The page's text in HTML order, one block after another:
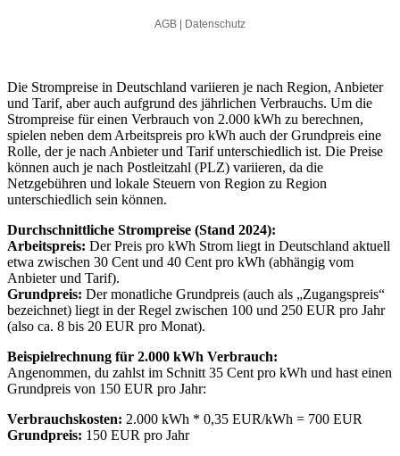
Die Strompreise in Deutschland variieren je nach Region, Anbieter
und Tarif, aber auch aufgrund des jährlichen Verbrauchs. Um die
Strompreise für einen Verbrauch von 2.000 kWh zu berechnen,
spielen neben dem Arbeitspreis pro kWh auch der Grundpreis eine
Rolle, der je nach Anbieter und Tarif unterschiedlich ist. Die Preise
können auch je nach Postleitzahl (PLZ) variieren, da die
Netzgebühren und lokale Steuern von Region zu Region
unterschiedlich sein können.
Durchschnittliche Strompreise (Stand 2024):
Arbeitspreis: Der Preis pro kWh Strom liegt in Deutschland aktuell
etwa zwischen 30 Cent und 40 Cent pro kWh (abhängig vom
Anbieter und Tarif).
Grundpreis: Der monatliche Grundpreis (auch als „Zugangspreis“
bezeichnet) liegt in der Regel zwischen 100 und 250 EUR pro Jahr
(also ca. 8 bis 20 EUR pro Monat).
Beispielrechnung für 2.000 kWh Verbrauch:
Angenommen, du zahlst im Schnitt 35 Cent pro kWh und hast einen
Grundpreis von 150 EUR pro Jahr:
Verbrauchskosten: 2.000 kWh * 0,35 EUR/kWh = 700 EUR
Grundpreis: 150 EUR pro Jahr